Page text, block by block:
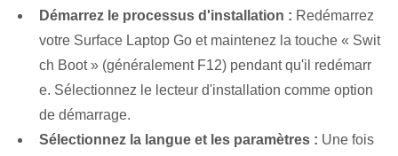
Démarrez le processus d'installation : Redémarrez
votre Surface Laptop Go et maintenez la touche « Swit
ch Boot » (généralement F12) pendant qu'il redémarr
e. Sélectionnez le lecteur d'installation comme option
de démarrage.
Sélectionnez la langue et les paramètres : Une fois